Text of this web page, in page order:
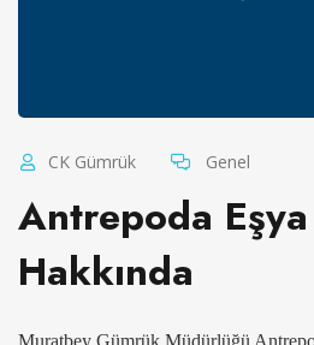
CK Gümrük Genel
Antrepoda
Hakkında